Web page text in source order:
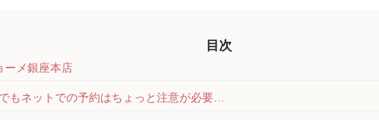
ーメ銀座本店
もネットでの予約はちょっと注意が必要…